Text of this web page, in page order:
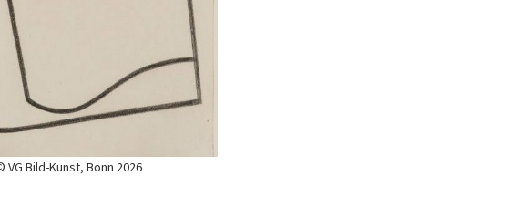
Bild-Kunst, Bonn 2026